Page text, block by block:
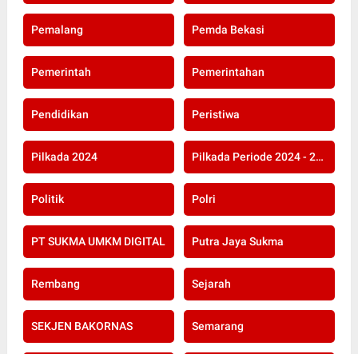
Pemalang Pemda Bekasi
Pemerintah Pemerintahan
Pendidikan Peristiwa
Pilkada 2024 Pilkada Periode 2024 - 2029
Politik Polri
PT SUKMA UMKM DIGITAL Putra Jaya Sukma
Rembang Sejarah
SEKJEN BAKORNAS Semarang